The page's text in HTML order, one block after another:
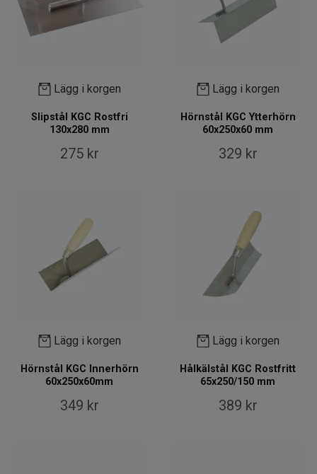
Lägg i korgen
Slipstål KGC Rostfri
130x280 mm
275 kr
Lägg i korgen
Hörnstål KGC Ytterhörn
60x250x60 mm
329 kr
Lägg i korgen
Hörnstål KGC Innerhörn
60x250x60mm
349 kr
Lägg i korgen
Hålkälstål KGC Rostfritt
65x250/150 mm
389 kr